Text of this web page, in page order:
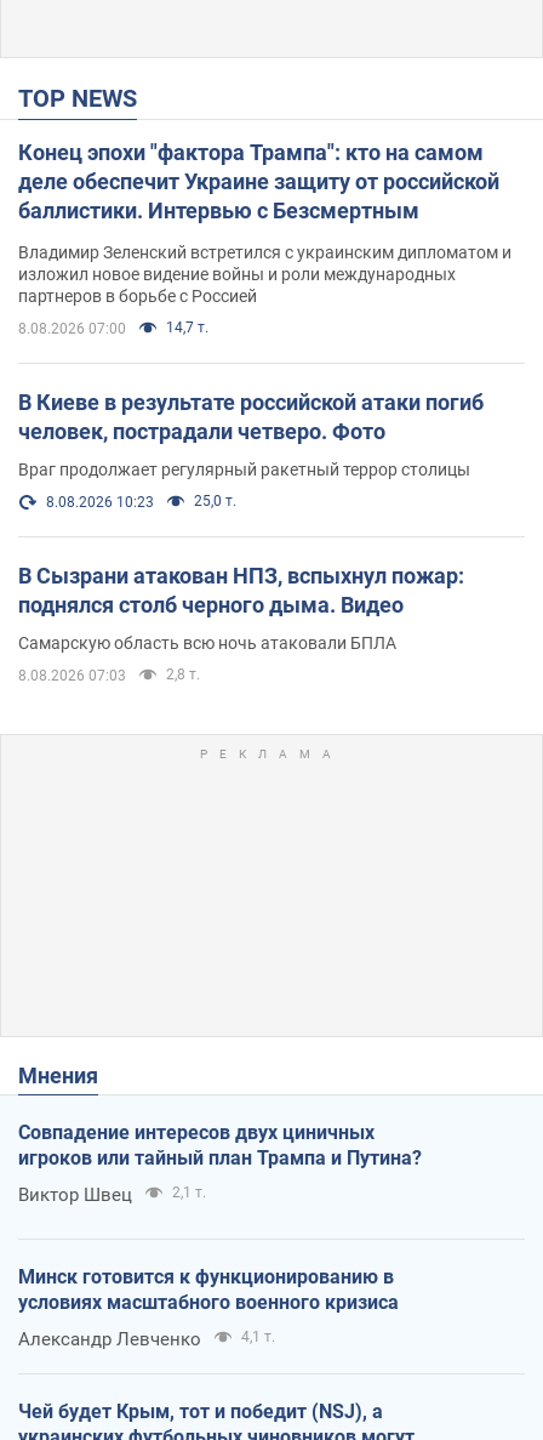
TOP NEWS
Конец эпохи "фактора Трампа": кто на самом
деле обеспечит Украине защиту от российской
баллистики. Интервью с Безсмертным
Владимир Зеленский встретился с украинским дипломатом и
изложил новое видение войны и роли международных
партнеров в борьбе с Россией
8.08.2026 07:00 14,7 т.
В Киеве в результате российской атаки погиб
человек, пострадали четверо. Фото
Враг продолжает регулярный ракетный террор столицы
8.08.2026 10:23 25,0 т.
В Сызрани атакован НПЗ, вспыхнул пожар:
поднялся столб черного дыма. Видео
Самарскую область всю ночь атаковали БПЛА
8.08.2026 07:03 2,8 т.
Мнения
Совпадение интересов двух циничных
игроков или тайный план Трампа и Путина?
Виктор Швец 2,1 т.
Минск готовится к функционированию в
условиях масштабного военного кризиса
Александр Левченко 4,1 т.
Чей будет Крым, тот и победит (NSJ), а